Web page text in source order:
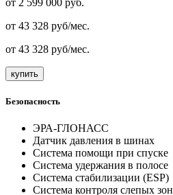
от 2 599 000 руб.
от 43 328 руб/мес.
от 43 328 руб/мес.
купить
Безопасность
ЭРА-ГЛОНАСС
Датчик давления в шинах
Система помощи при спуске
Система удержания в полосе
Система стабилизации (ESP)
Система контроля слепых зон